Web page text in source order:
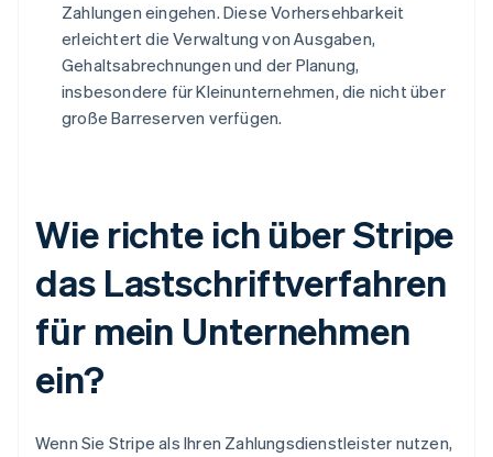
Zahlungen eingehen. Diese Vorhersehbarkeit
erleichtert die Verwaltung von Ausgaben,
Gehaltsabrechnungen und der Planung,
insbesondere für Kleinunternehmen, die nicht über
große Barreserven verfügen.
Wie richte ich über Stripe
das Lastschriftverfahren
für mein Unternehmen
ein?
Wenn Sie Stripe als Ihren Zahlungsdienstleister nutzen,